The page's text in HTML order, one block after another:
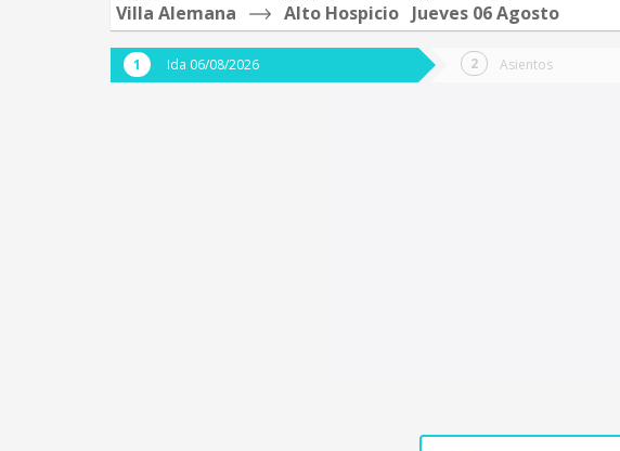
Villa Alemana Alto Hospicio Jueves 06 Agosto
Ida 06/08/2026 Asientos